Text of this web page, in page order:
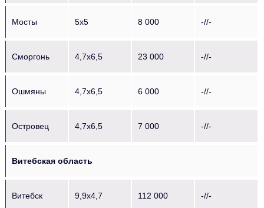
Мосты 5х5 8 000 -//-
Сморгонь 4,7х6,5 23 000 -//-
Ошмяны 4,7х6,5 6 000 -//-
Островец 4,7х6,5 7 000 -//-
Витебская область
Витебск 9,9х4,7 112 000 -//-